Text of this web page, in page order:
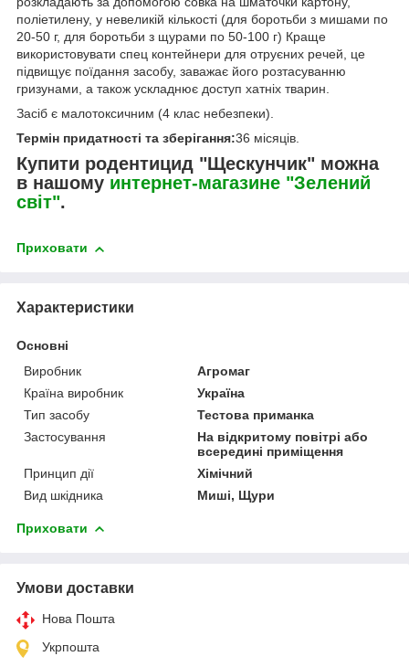
поліетилену, у невеликій кількості (для боротьби з мишами по
20-50 г, для боротьби з щурами по 50-100 г) Краще
використовувати спец контейнери для отруєних речей, це
підвищує поїдання засобу, заважає його розтасуванню
гризунами, а також ускладнює доступ хатніх тварин.
Засіб є малотоксичним (4 клас небезпеки).
Термін придатності та зберігання:36 місяців.
Купити родентицид "Щескунчик" можна
в нашому интернет-магазине "Зелений
світ".
Приховати
Характеристики
Основні
Виробник
Агромаг
Країна виробник
Україна
Тип засобу
Тестова приманка
Застосування
На відкритому повітрі або
всередині приміщення
Принцип дії
Хімічний
Вид шкідника
Миші, Щури
Приховати
Умови доставки
Нова Пошта
Укрпошта